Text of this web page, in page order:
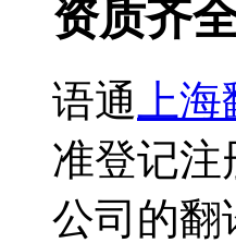
资质齐全
语通 上
准登记注
公司的翻